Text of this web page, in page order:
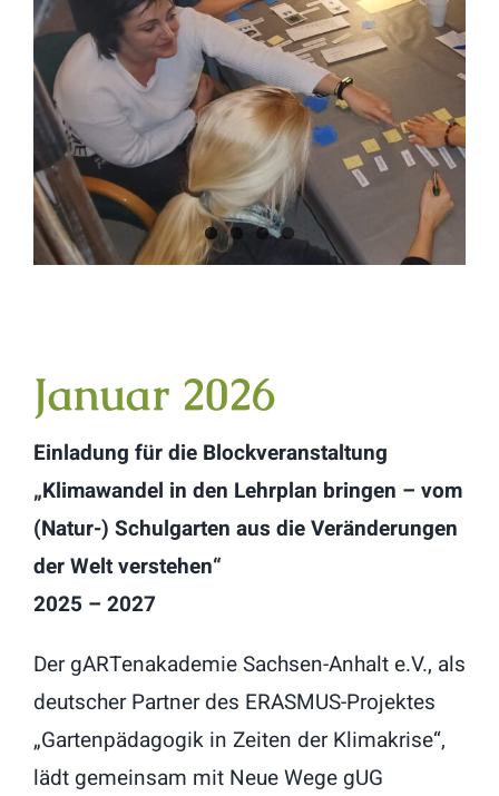
Januar 2026
Einladung für die Blockveranstaltung
„Klimawandel in den Lehrplan bringen – vom
(Natur-) Schulgarten aus die Veränderungen
der Welt verstehen“
2025 – 2027
Der gARTenakademie Sachsen-Anhalt e.V., als
deutscher Partner des ERASMUS-Projektes
„Gartenpädagogik in Zeiten der Klimakrise“,
lädt gemeinsam mit Neue Wege gUG